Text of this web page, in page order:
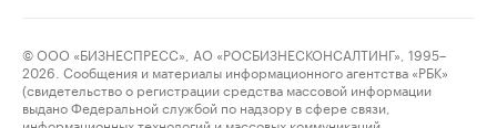
© ООО «БИЗНЕСПРЕСС», АО «РОСБИЗНЕСКОНСАЛТИНГ», 1995–
2026. Сообщения и материалы информационного агентства «РБК»
(свидетельство о регистрации средства массовой информации
выдано Федеральной службой по надзору в сфере связи,